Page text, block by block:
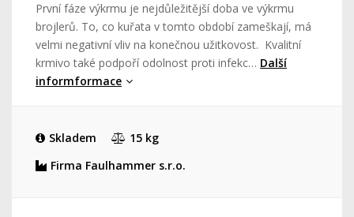
První fáze výkrmu je nejdůležitější doba ve výkrmu
brojlerů. To, co kuřata v tomto období zameškají, má
velmi negativní vliv na konečnou užitkovost. Kvalitní
krmivo také podpoří odolnost proti infekc… Další
informformace
Skladem
15 kg
Firma Faulhammer s.r.o.